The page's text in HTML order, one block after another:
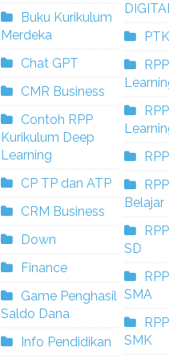
Buku Kurikulum
Merdeka
Chat GPT
CMR Business
Contoh RPP
Kurikulum Deep
Learning
CP TP dan ATP
CRM Business
Down
Finance
Game Penghasil
Saldo Dana
Info Pendidikan
PTK
Belajar
SD
SMA
SMK